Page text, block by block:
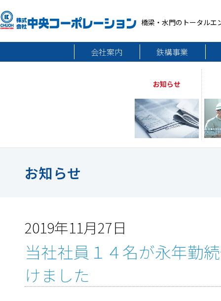
橋梁・水門のトータルエ
会社案内 鉄構事業
お知らせ
お知らせ
2019年11月27日
当社社員１４名が永年勤
けました